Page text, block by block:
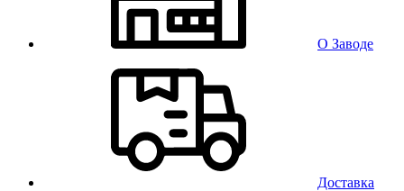
О Заводе
Доставка